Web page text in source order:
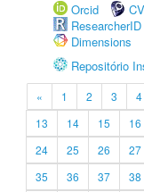
Orcid
ResearcherID
Dimensions
Repositório
« 1 2 3 4
13
14 15 16
24
25 26 27
35
36 37 38